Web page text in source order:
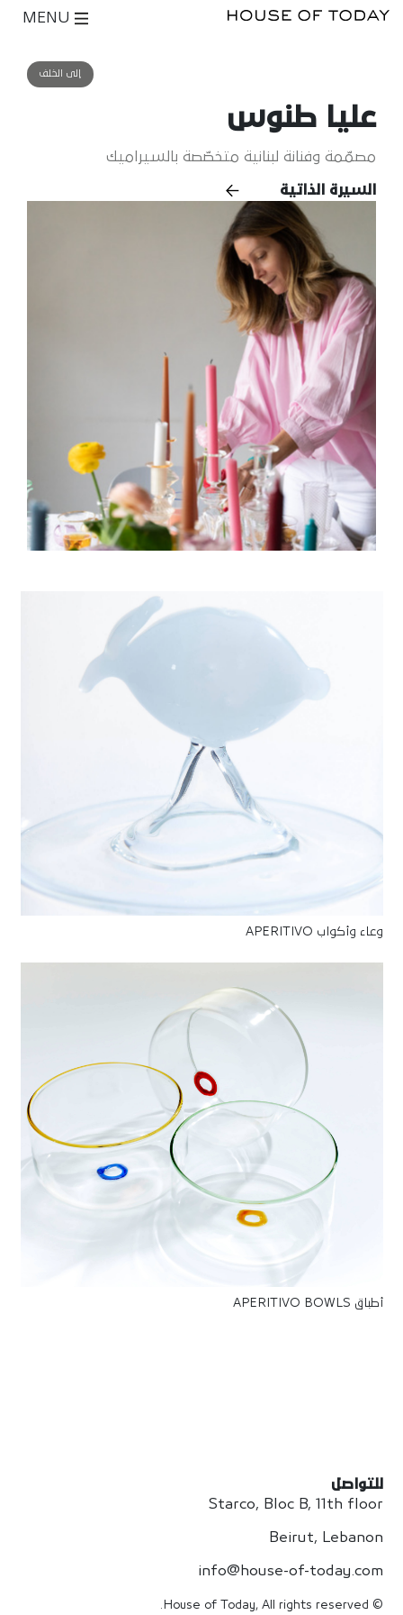
إلى الخلف
عليا طنوس
مصمّمة وفنانة لبنانية متخصّصة بالسيراميك
السيرة الذاتية
وعاء وأكواب APERITIVO
أطباق APERITIVO BOWLS
للتواصل
Starco, Bloc B, 11th floor
Beirut, Lebanon
info@house-of-today.com
© House of Today, All rights reserved.